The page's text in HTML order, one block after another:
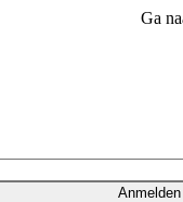
Ga
Anmelden